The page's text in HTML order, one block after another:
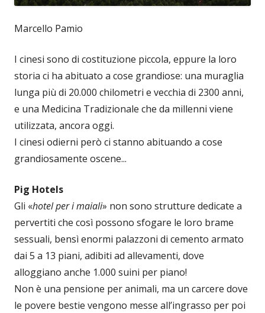
Marcello Pamio
I cinesi sono di costituzione piccola, eppure la loro
storia ci ha abituato a cose grandiose: una muraglia
lunga più di 20.000 chilometri e vecchia di 2300 anni,
e una Medicina Tradizionale che da millenni viene
utilizzata, ancora oggi.
I cinesi odierni però ci stanno abituando a cose
grandiosamente oscene...
Pig Hotels
Gli «hotel per i maiali» non sono strutture dedicate a
pervertiti che così possono sfogare le loro brame
sessuali, bensì enormi palazzoni di cemento armato
dai 5 a 13 piani, adibiti ad allevamenti, dove
alloggiano anche 1.000 suini per piano!
Non è una pensione per animali, ma un carcere dove
le povere bestie vengono messe all’ingrasso per poi